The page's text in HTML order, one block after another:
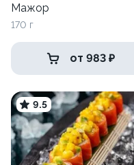
Мажор
170 г
от 983 ₽
9.5